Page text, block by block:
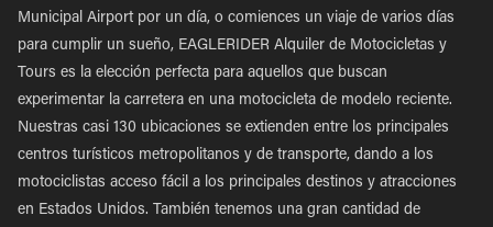
Municipal Airport por un día, o comiences un viaje de varios días
para cumplir un sueño, EAGLERIDER Alquiler de Motocicletas y
Tours es la elección perfecta para aquellos que buscan
experimentar la carretera en una motocicleta de modelo reciente.
Nuestras casi 130 ubicaciones se extienden entre los principales
centros turísticos metropolitanos y de transporte, dando a los
motociclistas acceso fácil a los principales destinos y atracciones
en Estados Unidos. También tenemos una gran cantidad de